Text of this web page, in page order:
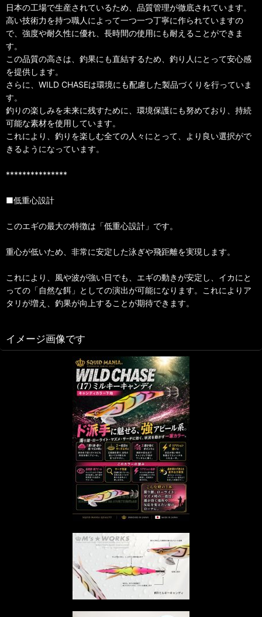
日本の工場で生産されているため、品質管理が徹底されています。
高い技術力を持つ職人によって一つ一つ丁寧に作られていますの
で、強度や耐久性に優れ、長時間の使用にも耐えることができま
す。
この品質の高さは、釣果にも直結するため、釣り人にとって安心感
を提供します。
さらに、WILD CHASEは環境にも配慮した製品づくりを行っていま
す。
釣りの楽しみを未来に残すために、環境保護にも努めており、持続
可能な素材を使用しています。
これにより、釣りを楽しむ全ての人々にとって、より良い選択がで
きるようになっています。
***************
■低重心設計
このエギの最大の特徴は「低重心設計」です。
重心が低いため、非常に安定した泳ぎや飛距離を実現します。
これにより、風や波が強い日でも、エギの動きが安定し、イカにと
っての「自然な餌」としての演出が可能になります。これによりア
タリが増え、釣果が向上することが期待できます。
イメージ画像です